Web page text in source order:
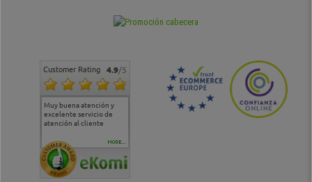
Customer Rating 4.9/5
Muy buena atención y
excelente servicio de
atención al cliente
Muy buena atención de
cara al asesoramiento
Si estoy contento
MORE...